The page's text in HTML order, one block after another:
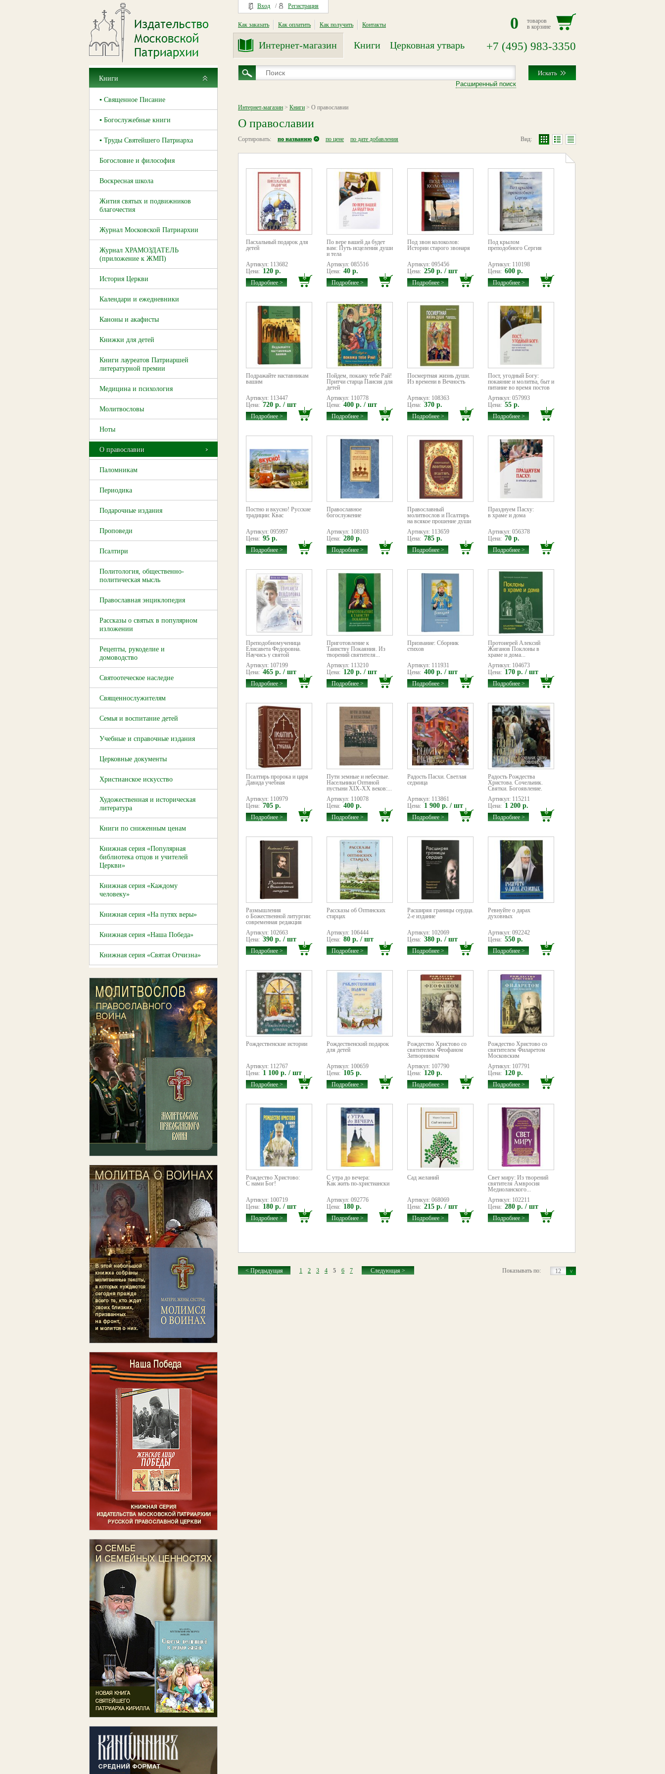
Вход / Регистрация
Как заказать Как оплатить Как получить Контакты 0
товаров
в корзине
Интернет-магазин Книги Церковная утварь +7 (495) 983-3350
Книги
▪ Священное Писание
▪ Богослужебные книги
▪ Труды Святейшего Патриарха
Богословие и философия
Воскресная школа
Жития святых и подвижников
благочестия
Журнал Московской Патриархии
Журнал ХРАМОЗДАТЕЛЬ
(приложение к ЖМП)
История Церкви
Календари и ежедневники
Каноны и акафисты
Книжки для детей
Книги лауреатов Патриаршей
литературной премии
Медицина и психология
Молитвословы
Ноты
О православии
Паломникам
Периодика
Подарочные издания
Проповеди
Псалтири
Политология, общественно-
политическая мысль
Православная энциклопедия
Рассказы о святых в популярном
изложении
Рецепты, рукоделие и
домоводство
Святоотеческое наследие
Священнослужителям
Семья и воспитание детей
Учебные и справочные издания
Церковные документы
Христианское искусство
Художественная и историческая
литература
Книги по сниженным ценам
Книжная серия «Популярная
библиотека отцов и учителей
Церкви»
Книжная серия «Каждому
человеку»
Книжная серия «На путях веры»
Книжная серия «Наша Победа»
Книжная серия «Святая Отчизна»
Расширенный поиск
Интернет-магазин > Книги > О православии
О православии
Сортировать: Вид:
по названию по цене по дате добавления
Пасхальный подарок для
детей
Артикул: 113682
Цена: 120 р.
Подробнее >
По вере вашей да будет
вам: Путь исцеления души
и тела
Артикул: 085516
Цена: 40 р.
Подробнее >
Под звон колоколов:
Истории старого звонаря
Артикул: 095456
Цена: 250 р. / шт
Подробнее >
Под крылом
преподобного Сергия
Артикул: 110198
Цена: 600 р.
Подробнее >
Подражайте наставникам
вашим
Артикул: 113447
Цена: 720 р. / шт
Подробнее >
Пойдем, покажу тебе Рай!
Притчи старца Паисия для
детей
Артикул: 110778
Цена: 400 р. / шт
Подробнее >
Посмертная жизнь души.
Из времени в Вечность
Артикул: 108363
Цена: 370 р.
Подробнее >
Пост, угодный Богу:
покаяние и молитва, быт и
питание во время постов
Артикул: 057993
Цена: 55 р.
Подробнее >
Постно и вкусно! Русские
традиции: Квас
Артикул: 095997
Цена: 95 р.
Подробнее >
Православное
богослужение
Артикул: 108103
Цена: 280 р.
Подробнее >
Православный
молитвослов и Псалтирь
на всякое прошение души
Артикул: 113659
Цена: 785 р.
Подробнее >
Празднуем Пасху:
в храме и дома
Артикул: 056378
Цена: 70 р.
Подробнее >
Преподобномученица
Елисавета Федоровна.
Научись у святой
Артикул: 107199
Цена: 465 р. / шт
Подробнее >
Приготовление к
Таинству Покаяния. Из
творений святителя...
Артикул: 113210
Цена: 120 р. / шт
Подробнее >
Призвание: Сборник
стихов
Артикул: 111931
Цена: 400 р. / шт
Подробнее >
Протоиерей Алексий
Жиганов Поклоны в
храме и дома...
Артикул: 104673
Цена: 170 р. / шт
Подробнее >
Псалтирь пророка и царя
Давида учебная
Артикул: 110979
Цена: 705 р.
Подробнее >
Пути земные и небесные.
Насельники Оптиной
пустыни XIX-XX веков:...
Артикул: 110078
Цена: 400 р.
Подробнее >
Радость Пасхи. Светлая
седмица
Артикул: 113861
Цена: 1 900 р. / шт
Подробнее >
Радость Рождества
Христова. Сочельник.
Святки. Богоявление.
Артикул: 115211
Цена: 1 200 р.
Подробнее >
Размышления
о Божественной литургии:
современная редакция
Артикул: 102663
Цена: 390 р. / шт
Подробнее >
Рассказы об Оптинских
старцах
Артикул: 106444
Цена: 80 р. / шт
Подробнее >
Расширяя границы сердца.
2-е издание
Артикул: 102069
Цена: 380 р. / шт
Подробнее >
Ревнуйте о дарах
духовных
Артикул: 092242
Цена: 550 р.
Подробнее >
Рождественские истории
Артикул: 112767
Цена: 1 100 р. / шт
Подробнее >
Рождественский подарок
для детей
Артикул: 100659
Цена: 105 р.
Подробнее >
Рождество Христово со
святителем Феофаном
Затворником
Артикул: 107790
Цена: 120 р.
Подробнее >
Рождество Христово со
святителем Филаретом
Московским
Артикул: 107791
Цена: 120 р.
Подробнее >
Рождество Христово:
С нами Бог!
Артикул: 100719
Цена: 180 р. / шт
Подробнее >
С утра до вечера:
Как жить по-христиански
Артикул: 092776
Цена: 180 р.
Подробнее >
Сад желаний
Артикул: 068069
Цена: 215 р. / шт
Подробнее >
Свет миру: Из творений
святителя Амвросия
Медиоланского...
Артикул: 102211
Цена: 280 р. / шт
Подробнее >
12
Показывать по:
< Предыдущая 1 2 3 4 5 6 7 Следующая >